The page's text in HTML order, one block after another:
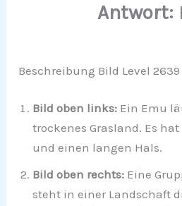
Antwort:
Beschreibung Bild Level 2639
Bild oben links: Ein Emu
trockenes Grasland. Es
und einen langen Hals.
Bild oben rechts: Eine
steht in einer Landschaft